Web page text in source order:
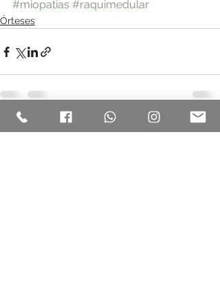
#miopatias #raquimedular
Órteses
Posts recentes